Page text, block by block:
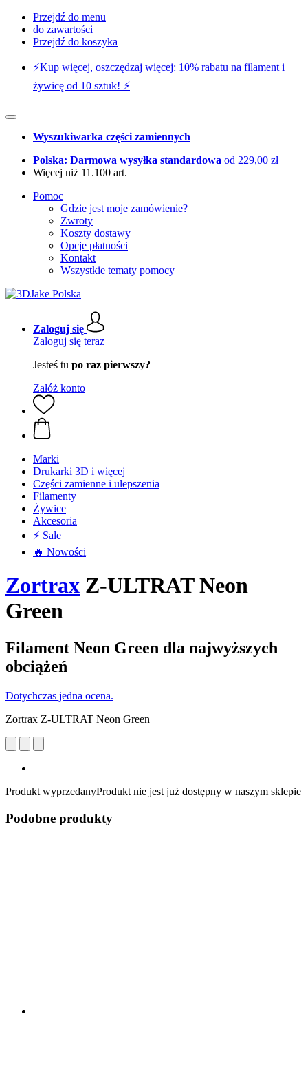
Przejdź do menu
do zawartości
Przejdź do koszyka
⚡️Kup więcej, oszczędzaj więcej: 10% rabatu na filament i
żywicę od 10 sztuk! ⚡️
Wyszukiwarka części zamiennych
Polska: Darmowa wysyłka standardowa od 229,00 zł
Więcej niż 11.100 art.
Pomoc
Gdzie jest moje zamówienie?
Zwroty
Koszty dostawy
Opcje płatności
Kontakt
Wszystkie tematy pomocy
Zaloguj się
Zaloguj się teraz
Jesteś tu po raz pierwszy?
Załóż konto
Marki
Drukarki 3D i więcej
Części zamienne i ulepszenia
Filamenty
Żywice
Akcesoria
⚡ Sale
🔥 Nowości
Zortrax Z-ULTRAT Neon
Green
Filament Neon Green dla najwyższych
obciążeń
Dotychczas jedna ocena.
Zortrax Z-ULTRAT Neon Green
Produkt wyprzedanyProdukt nie jest już dostępny w naszym sklepie
Podobne produkty